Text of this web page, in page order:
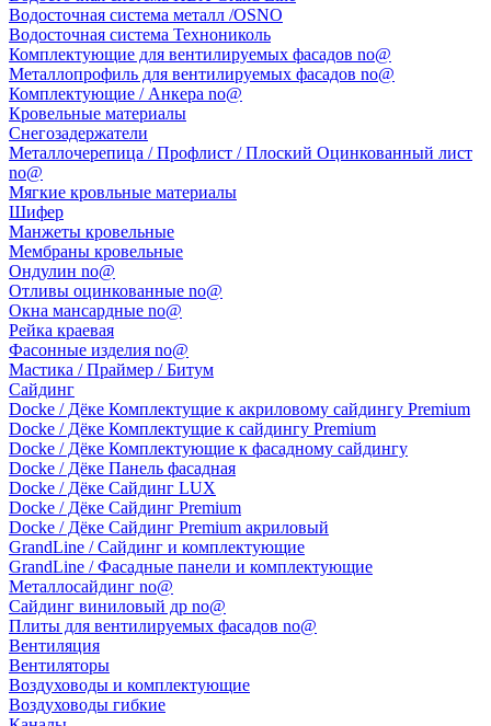
Водосточная система металл /OSNO
Водосточная система Технониколь
Комплектующие для вентилируемых фасадов no@
Металлопрофиль для вентилируемых фасадов no@
Комплектующие / Анкера no@
Кровельные материалы
Снегозадержатели
Металлочерепица / Профлист / Плоский Оцинкованный лист
no@
Мягкие кровльные материалы
Шифер
Манжеты кровельные
Мембраны кровельные
Ондулин no@
Отливы оцинкованные no@
Окна мансардные no@
Рейка краевая
Фасонные изделия no@
Мастика / Праймер / Битум
Сайдинг
Docke / Дёке Комплектущие к акриловому сайдингу Premium
Docke / Дёке Комплектущие к сайдингу Premium
Docke / Дёке Комплектующие к фасадному сайдингу
Docke / Дёке Панель фасадная
Docke / Дёке Сайдинг LUX
Docke / Дёке Сайдинг Premium
Docke / Дёке Сайдинг Premium акриловый
GrandLine / Сайдинг и комплектующие
GrandLine / Фасадные панели и комплектующие
Металлосайдинг no@
Сайдинг виниловый др no@
Плиты для вентилируемых фасадов no@
Вентиляция
Вентиляторы
Воздуховоды и комплектующие
Воздуховоды гибкие